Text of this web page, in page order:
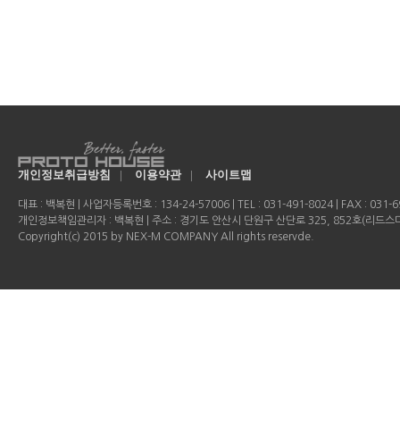
개인정보취급방침 | 이용약관 | 사이트맵
대표 : 백복현 | 사업자등록번호 : 134-24-57006 | TEL : 031-491-8024 | FAX :
개인정보책임관리자 : 백복현 | 주소 : 경기도 안산시 단원구 산단로 325, 852호(리드스
Copyright(c) 2015 by NEX-M COMPANY All rights reservde.